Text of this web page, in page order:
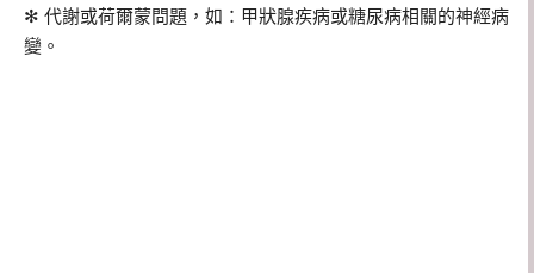
✻ 代謝或荷爾蒙問題，如：甲狀腺疾病或糖尿病相關的神經病
變。